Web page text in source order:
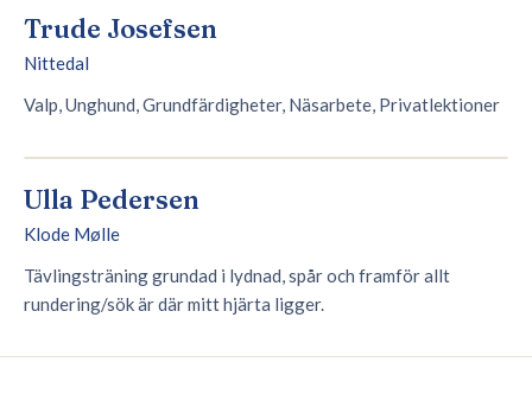
Trude Josefsen
Nittedal
Valp, Unghund, Grundfärdigheter, Näsarbete, Privatlektioner
Ulla Pedersen
Klode Mølle
Tävlingsträning grundad i lydnad, spår och framför allt
rundering/sök är där mitt hjärta ligger.